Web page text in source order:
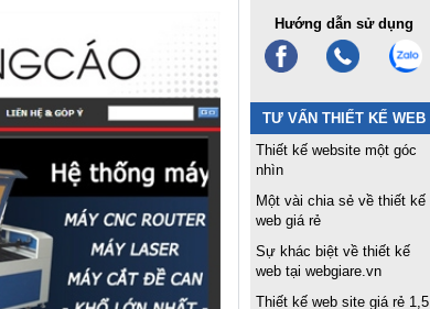
Hướng dẫn sử dụng
TƯ VẤN THIẾT KẾ WEB
Thiết kế website một góc
nhìn
Một vài chia sẻ về thiết kế
web giá rẻ
Sự khác biệt về thiết kế
web tại webgiare.vn
Thiết kế web site giá rẻ 1,5